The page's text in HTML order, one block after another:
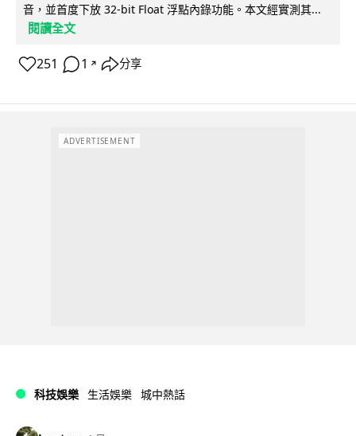
音，並首度下放 32-bit Float 浮點內錄功能。本文經實測其...
閱讀全文
251 1 ↗ 分享
ADVERTISEMENT
科技娛樂 生活娛樂 城中熱話